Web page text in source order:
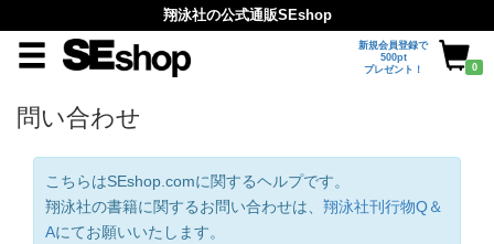
翔泳社の公式通販SEshop
新規会員登録で
500pt
プレゼント！
0
問い合わせ
こちらはSEshop.comに関するヘルプです。
翔泳社の書籍に関するお問い合わせは、 翔泳社刊行物Q＆
Aにてお願いいたします。